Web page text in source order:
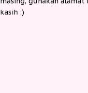
kasih :)